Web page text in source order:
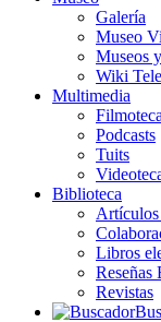
Galería
Museo
Museos
Wiki
Multimedia
Filmoteca
Podcasts
Tuits
Biblioteca
Artículos
Libros
Reseñas
Revistas